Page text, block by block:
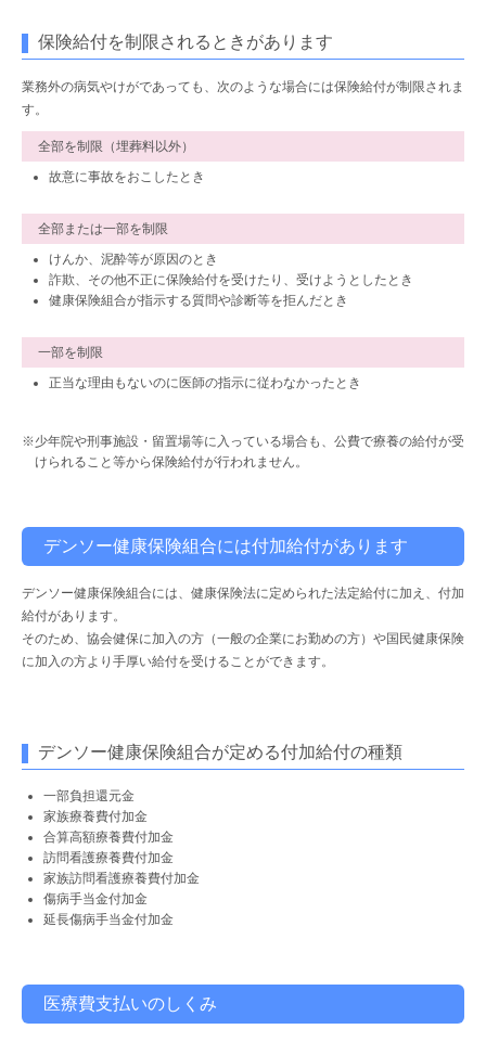
保険給付を制限されるときがあります
業務外の病気やけがであっても、次のような場合には保険給付が制限されま
す。
全部を制限（埋葬料以外）
故意に事故をおこしたとき
全部または一部を制限
けんか、泥酔等が原因のとき
詐欺、その他不正に保険給付を受けたり、受けようとしたとき
健康保険組合が指示する質問や診断等を拒んだとき
一部を制限
正当な理由もないのに医師の指示に従わなかったとき
※少年院や刑事施設・留置場等に入っている場合も、公費で療養の給付が受
けられること等から保険給付が行われません。
デンソー健康保険組合には付加給付があります
デンソー健康保険組合には、健康保険法に定められた法定給付に加え、付加
給付があります。
そのため、協会健保に加入の方（一般の企業にお勤めの方）や国民健康保険
に加入の方より手厚い給付を受けることができます。
デンソー健康保険組合が定める付加給付の種類
一部負担還元金
家族療養費付加金
合算高額療養費付加金
訪問看護療養費付加金
家族訪問看護療養費付加金
傷病手当金付加金
延長傷病手当金付加金
医療費支払いのしくみ